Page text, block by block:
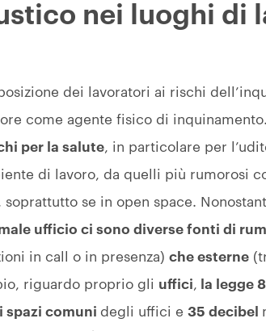
nei luoghi di
dei lavoratori ai rischi
come agente fisico di
per la salute, in particolare per
di lavoro, da quelli più rumorosi
se in open space.
ufficio ci sono diverse fonti di
in call o in presenza)che esterne
riguardo proprio gli uffici, la legge
spazi comuni degli uffici e35 decibel